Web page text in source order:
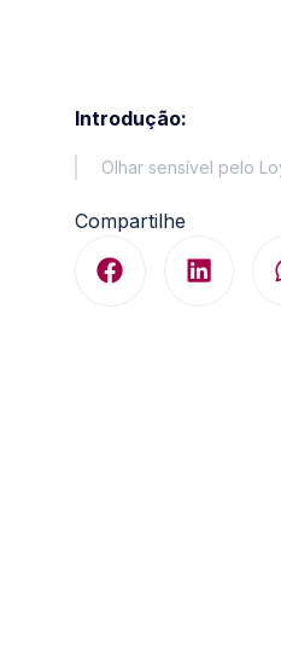
Introdução:
Olhar sensível pelo
Compartilhe